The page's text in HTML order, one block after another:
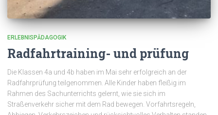
ERLEBNISPÄDAGOGIK
Radfahrtraining- und prüfung
Die Klassen 4a und 4b haben im Mai sehr erfolgreich an der
Radfahrprüfung teilgenommen. Alle Kinder haben fleißig im
Rahmen des Sachunterrichts gelernt, wie sie sich im
Straßenverkehr sicher mit dem Rad bewegen. Vorfahrtsregeln,